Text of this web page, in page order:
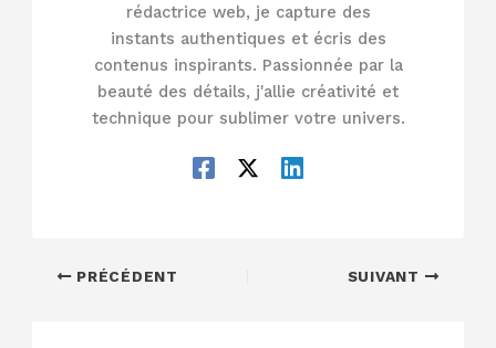
rédactrice web, je capture des
instants authentiques et écris des
contenus inspirants. Passionnée par la
beauté des détails, j'allie créativité et
technique pour sublimer votre univers.
PRÉCÉDENT SUIVANT